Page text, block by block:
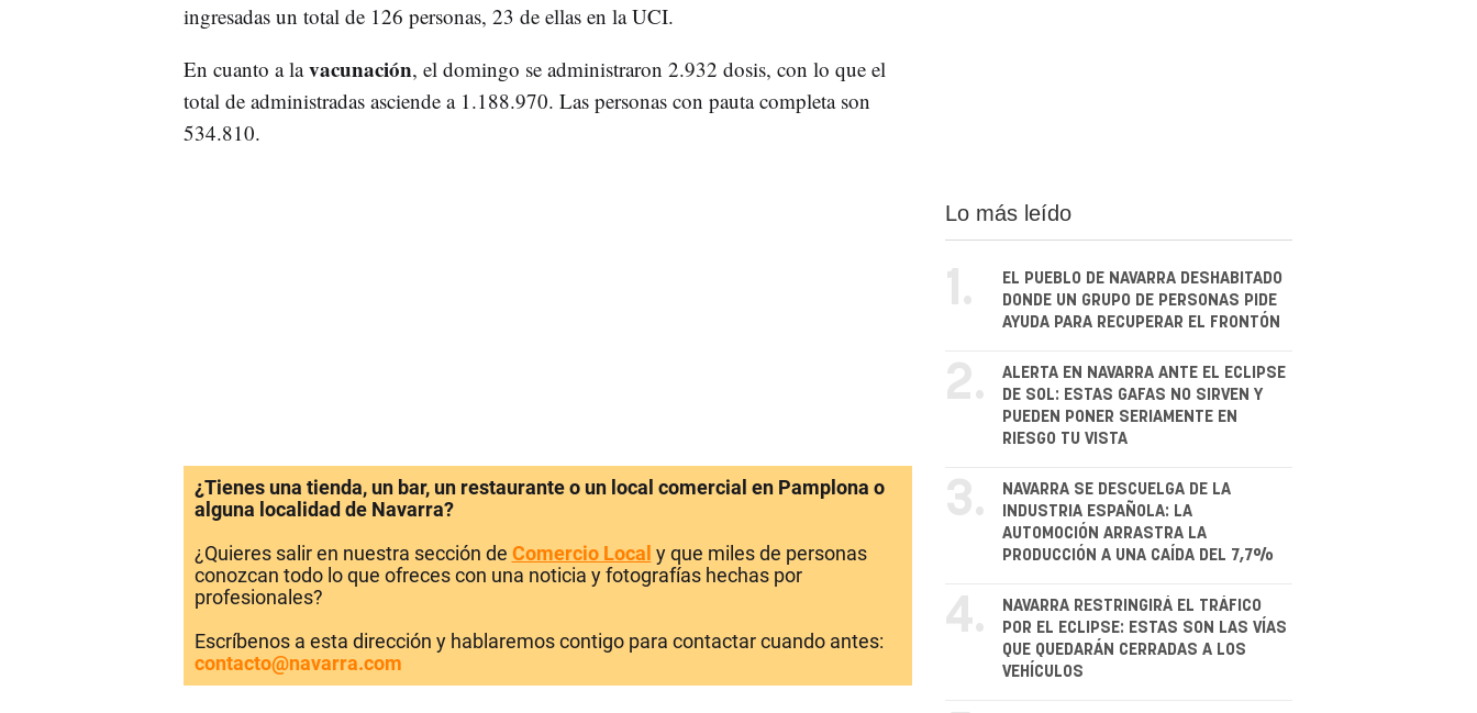
ingresadas un total de 126 personas, 23 de ellas en la UCI.
En cuanto a lavacunación, el domingo se administraron 2.932 dosis, con lo que el
total de administradas asciende a 1.188.970. Las personas con pauta completa son
534.810.
¿Tienes una tienda, un bar, un restaurante o un local comercial en Pamplona o
alguna localidad de Navarra?
¿Quieres salir en nuestra sección de Comercio Local y que miles de personas
conozcan todo lo que ofreces con una noticia y fotografías hechas por
profesionales?
Escríbenos a esta dirección y hablaremos contigo para contactar cuando antes:
contacto@navarra.com
Lo más leído
1.
EL PUEBLO DE NAVARRA DESHABITADO
DONDE UN GRUPO DE PERSONAS PIDE
AYUDA PARA RECUPERAR EL FRONTÓN
2.
ALERTA EN NAVARRA ANTE EL ECLIPSE
DE SOL: ESTAS GAFAS NO SIRVEN Y
PUEDEN PONER SERIAMENTE EN
RIESGO TU VISTA
3.
NAVARRA SE DESCUELGA DE LA
INDUSTRIA ESPAÑOLA: LA
AUTOMOCIÓN ARRASTRA LA
PRODUCCIÓN A UNA CAÍDA DEL 7,7%
4.
NAVARRA RESTRINGIRÁ EL TRÁFICO
POR EL ECLIPSE: ESTAS SON LAS VÍAS
QUE QUEDARÁN CERRADAS A LOS
VEHÍCULOS